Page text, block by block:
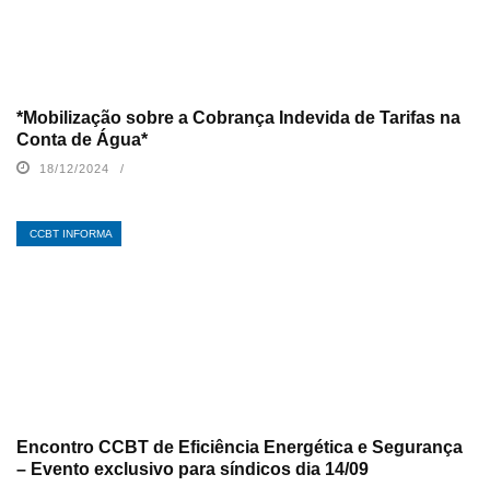
*Mobilização sobre a Cobrança Indevida de Tarifas na
Conta de Água*
18/12/2024
CCBT INFORMA
Encontro CCBT de Eficiência Energética e Segurança
– Evento exclusivo para síndicos dia 14/09